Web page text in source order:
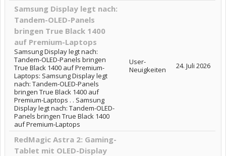
Samsung Display legt nach:
Tandem-OLED-Panels
bringen True Black 1400
auf Premium-Laptops
Samsung Display legt nach:
Tandem-OLED-Panels bringen
True Black 1400 auf Premium-
Laptops: Samsung Display legt
nach: Tandem-OLED-Panels
bringen True Black 1400 auf
Premium-Laptops . . Samsung
Display legt nach: Tandem-OLED-
Panels bringen True Black 1400
auf Premium-Laptops
User-
Neuigkeiten
24. Juli 2026
RedMagic Astra 2: Gaming-
Tablet mit OLED-Display